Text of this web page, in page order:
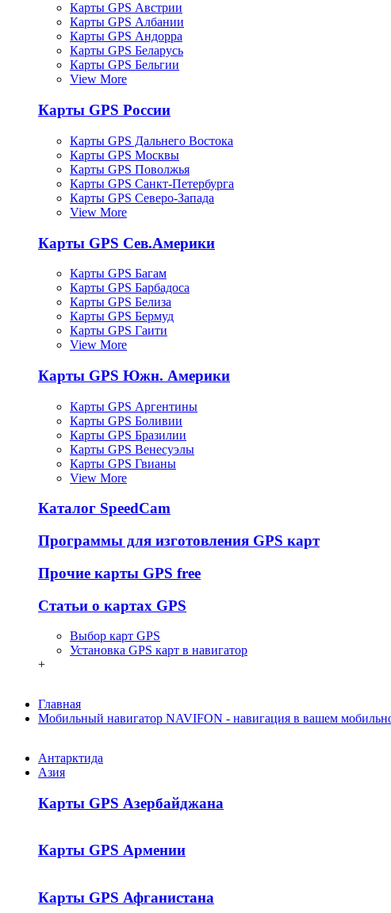
Карты GPS Австрии
Карты GPS Албании
Карты GPS Андорра
Карты GPS Беларусь
Карты GPS Бельгии
View More
Карты GPS России
Карты GPS Дальнего Востока
Карты GPS Москвы
Карты GPS Поволжья
Карты GPS Санкт-Петербурга
Карты GPS Северо-Запада
View More
Карты GPS Сев.Америки
Карты GPS Багам
Карты GPS Барбадоса
Карты GPS Белиза
Карты GPS Бермуд
Карты GPS Гаити
View More
Карты GPS Южн. Америки
Карты GPS Аргентины
Карты GPS Боливии
Карты GPS Бразилии
Карты GPS Венесуэлы
Карты GPS Гвианы
View More
Каталог SpeedCam
Программы для изготовления GPS карт
Прочие карты GPS free
Статьи о картах GPS
Выбор карт GPS
Установка GPS карт в навигатор
+
Главная
Мобильный навигатор NAVIFON - навигация в вашем
Антарктида
Азия
Карты GPS Азербайджана
Карты GPS Армении
Карты GPS Афганистана